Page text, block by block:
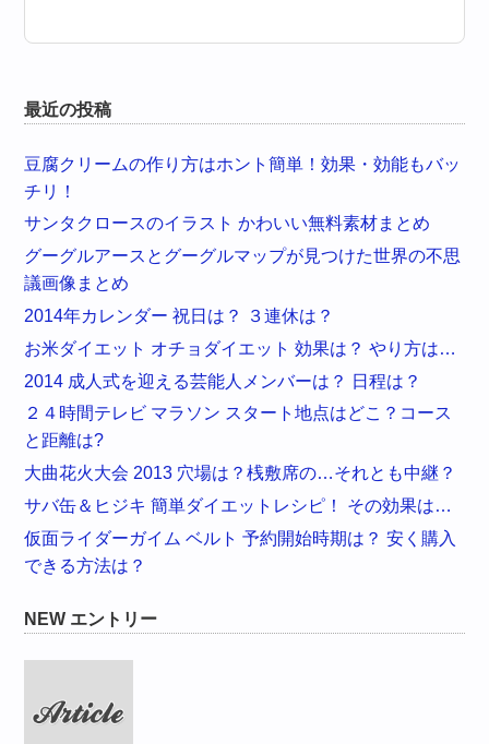
最近の投稿
豆腐クリームの作り方はホント簡単！効果・効能もバッ
チリ！
サンタクロースのイラスト かわいい無料素材まとめ
グーグルアースとグーグルマップが見つけた世界の不思
議画像まとめ
2014年カレンダー 祝日は？ ３連休は？
お米ダイエット オチョダイエット 効果は？ やり方は…
2014 成人式を迎える芸能人メンバーは？ 日程は？
２４時間テレビ マラソン スタート地点はどこ？コース
と距離は?
大曲花火大会 2013 穴場は？桟敷席の…それとも中継？
サバ缶＆ヒジキ 簡単ダイエットレシピ！ その効果は…
仮面ライダーガイム ベルト 予約開始時期は？ 安く購入
できる方法は？
NEW エントリー